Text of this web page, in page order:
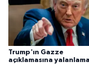
Trump'ın Gazze
açıklamasına yalanlama